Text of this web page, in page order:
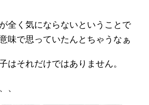
全く気にならないということで
味で思っていたんとちゃうなぁ
はそれだけではありません。
、